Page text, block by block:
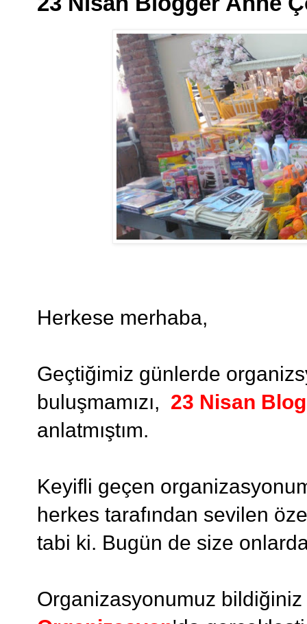
Herkese merhaba,
Geçtiğimiz günlerde
buluşmamızı, 23 Nisan
anlatmıştım.
Keyifli geçen
herkes tarafından sevilen
tabi ki. Bugün de size
Organizasyonumuz